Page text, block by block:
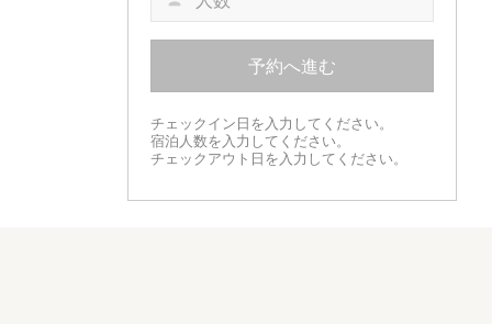
予約へ進む
チェックイン日を入力してください。
宿泊人数を入力してください。
チェックアウト日を入力してください。